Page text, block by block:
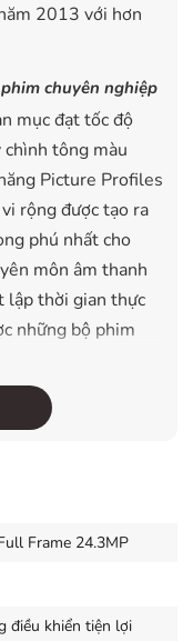
2013 với hơn
chuyên nghiệp
mục đạt tốc độ
tông màu
Picture Profiles
rộng được tạo ra
phú nhất cho
môn âm thanh
lập thời gian thực
những bộ phim
thẻ nhớ SDXC từ
máy ảnh α7 II
trải nghiệm
sai màu, và nhiều
Frame 24.3MP
điều khiển tiện lợi